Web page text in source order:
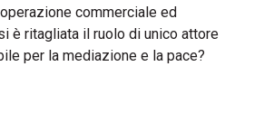
commerciale ed
è ritagliata il ruolo di unico attore
per la mediazione e la pace?